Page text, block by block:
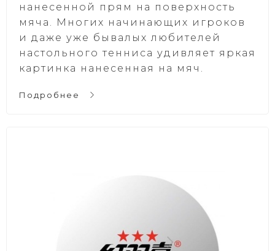
нанесенной прям на поверхность
мяча. Многих начинающих игроков
и даже уже бывалых любителей
настольного тенниса удивляет яркая
картинка нанесенная на мяч.
Подробнее